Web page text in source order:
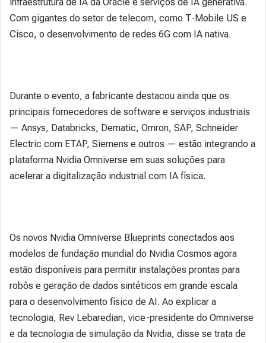
Com gigantes do setor de telecom, como T-Mobile US e
Cisco, o desenvolvimento de redes 6G com IA nativa.
Durante o evento, a fabricante destacou ainda que os
principais fornecedores de software e serviços industriais
— Ansys, Databricks, Dematic, Omron, SAP, Schneider
Electric com ETAP, Siemens e outros — estão integrando a
plataforma Nvidia Omniverse em suas soluções para
acelerar a digitalização industrial com IA física.
Os novos Nvidia Omniverse Blueprints conectados aos
modelos de fundação mundial do Nvidia Cosmos agora
estão disponíveis para permitir instalações prontas para
robôs e geração de dados sintéticos em grande escala
para o desenvolvimento físico de AI. Ao explicar a
tecnologia, Rev Lebaredian, vice-presidente do Omniverse
e da tecnologia de simulação da Nvidia, disse se trata de